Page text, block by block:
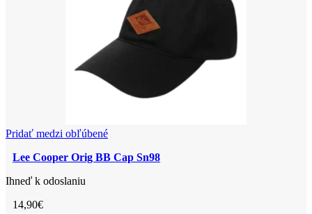
produktu.
Pridať medzi obľúbené
Lee Cooper Orig BB Cap Sn98
Ihneď k odoslaniu
14,90€